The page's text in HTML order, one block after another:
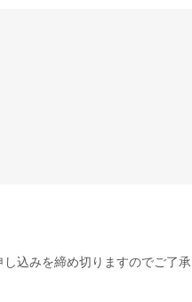
し込みを締め切りますのでご了承